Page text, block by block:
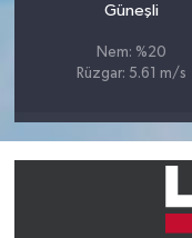
Güneşli
Nem: %20
Rüzgar: 5.61 m/s